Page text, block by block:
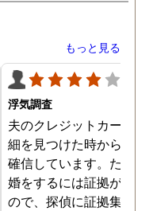
もっと見る
浮気調査
夫のクレジットカードの
細を見つけた時から不倫
確信しています。ただ、
婚をするには証拠が乏し
ので、探偵に証拠集めを